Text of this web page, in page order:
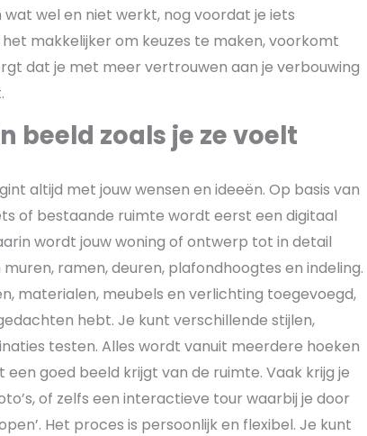
wel en niet werkt, nog voordat je iets
makkelijker om keuzes te maken, voorkomt
dat je met meer vertrouwen aan je verbouwing
beeld zoals je ze voelt
altijd met jouw wensen en ideeën. Op basis van
of bestaande ruimte wordt eerst een digitaal
wordt jouw woning of ontwerp tot in detail
ramen, deuren, plafondhoogtes en indeling.
materialen, meubels en verlichting toegevoegd,
hebt. Je kunt verschillende stijlen,
testen. Alles wordt vanuit meerdere hoeken
een goed beeld krijgt van de ruimte. Vaak krijg je
of zelfs een interactieve tour waarbij je door
Het proces is persoonlijk en flexibel. Je kunt